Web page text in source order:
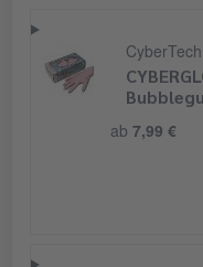
CyberTech
ab 7,99 €